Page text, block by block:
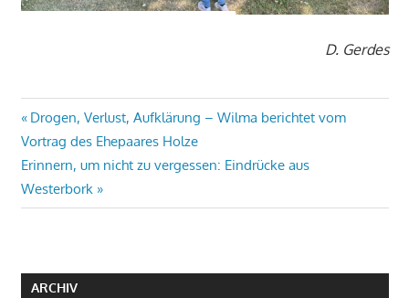
D. Gerdes
Beitragsnavigation
Vorheriger
Beitrag:
Drogen, Verlust, Aufklärung – Wilma berichtet vom
Vortrag des Ehepaares Holze
Nächster
Beitrag:
Erinnern, um nicht zu vergessen: Eindrücke aus
Westerbork
ARCHIV